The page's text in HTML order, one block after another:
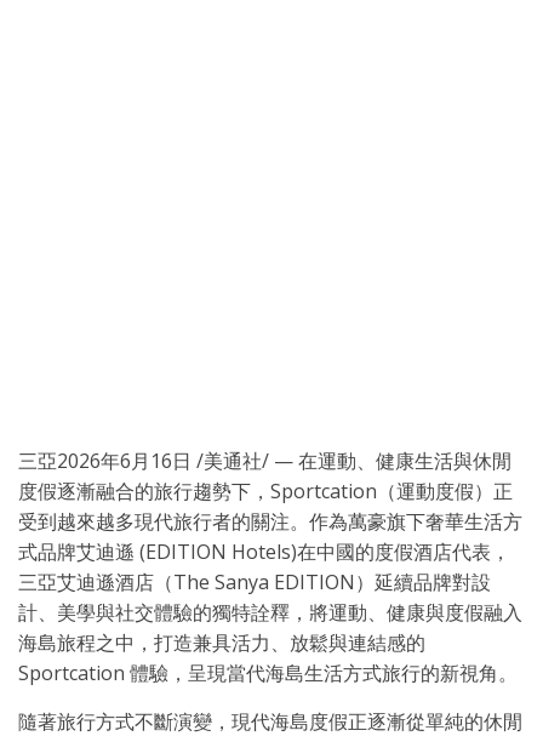
三亞2026年6月16日 /美通社/ — 在運動、健康生活與休閒
度假逐漸融合的旅行趨勢下，Sportcation（運動度假）正
受到越來越多現代旅行者的關注。作為萬豪旗下奢華生活方
式品牌艾迪遜 (EDITION Hotels)在中國的度假酒店代表，
三亞艾迪遜酒店（The Sanya EDITION）延續品牌對設
計、美學與社交體驗的獨特詮釋，將運動、健康與度假融入
海島旅程之中，打造兼具活力、放鬆與連結感的
Sportcation 體驗，呈現當代海島生活方式旅行的新視角。
隨著旅行方式不斷演變，現代海島度假正逐漸從單純的休閒